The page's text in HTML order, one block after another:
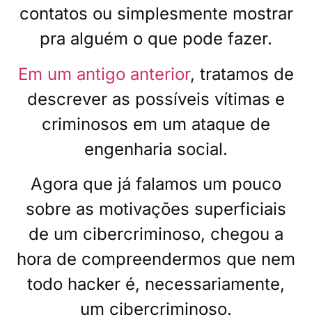
contatos ou simplesmente mostrar
pra alguém o que pode fazer.
Em um antigo anterior, tratamos de
descrever as possíveis vítimas e
criminosos em um ataque de
engenharia social.
Agora que já falamos um pouco
sobre as motivações superficiais
de um cibercriminoso, chegou a
hora de compreendermos que nem
todo hacker é, necessariamente,
um cibercriminoso.